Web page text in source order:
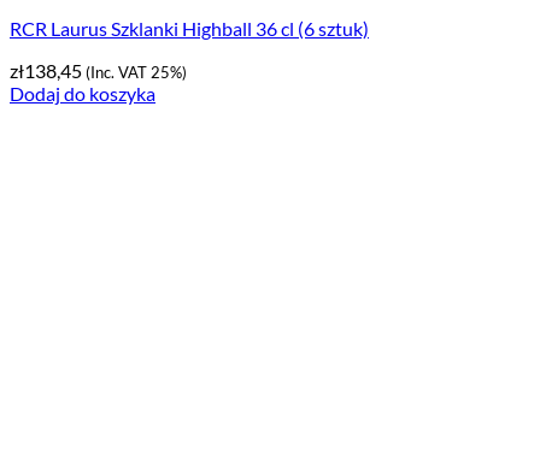
RCR Laurus Szklanki Highball 36 cl (6 sztuk)
zł138,45(Inc. VAT 25%)
Dodaj do koszyka